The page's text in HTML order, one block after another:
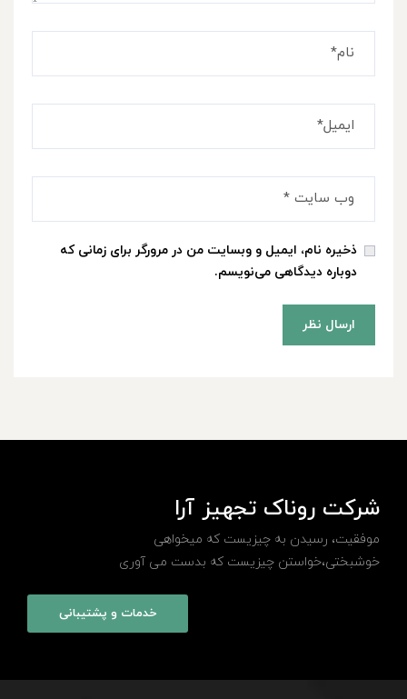
ذخیره نام، ایمیل و وبسایت من در مرورگر برای زمانی که
دوباره دیدگاهی می‌نویسم.
شرکت روناک تجهیز آرا
موفقیت، رسیدن به چیزیست که میخواهی
خوشبختی،خواستن چیزیست که بدست می آوری
خدمات و پشتیبانی